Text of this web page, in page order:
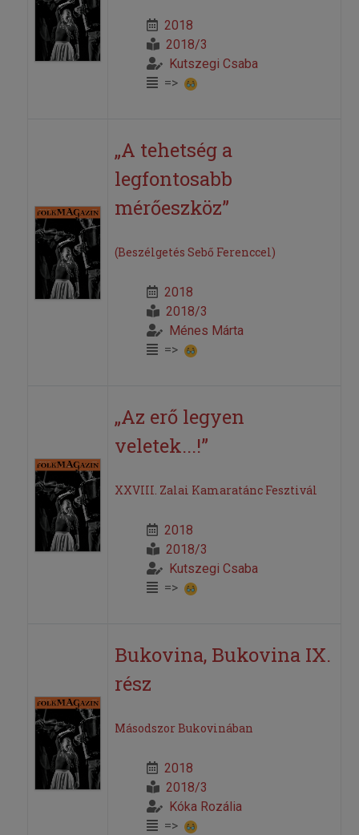
2018
2018/3
Kutszegi Csaba
=>
„A tehetség a
legfontosabb
mérőeszköz”
(Beszélgetés Sebő Ferenccel)
2018
2018/3
Ménes Márta
=>
„Az erő legyen
veletek...!”
XXVIII. Zalai Kamaratánc Fesztivál
2018
2018/3
Kutszegi Csaba
=>
Bukovina, Bukovina IX.
rész
Másodszor Bukovinában
2018
2018/3
Kóka Rozália
=>